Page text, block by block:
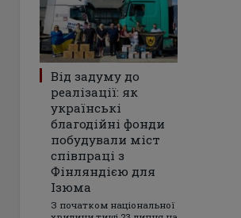
Від задуму до
реалізації: як
українські
благодійні фонди
побудували міст
співпраці з
Фінляндією для
Ізюма
З початком національної